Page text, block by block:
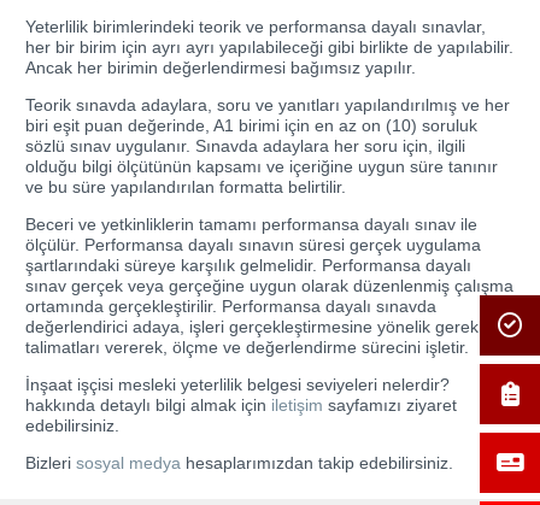
Yeterlilik birimlerindeki teorik ve performansa dayalı sınavlar,
her bir birim için ayrı ayrı yapılabileceği gibi birlikte de yapılabilir.
Ancak her birimin değerlendirmesi bağımsız yapılır.
Teorik sınavda adaylara, soru ve yanıtları yapılandırılmış ve her
biri eşit puan değerinde, A1 birimi için en az on (10) soruluk
sözlü sınav uygulanır. Sınavda adaylara her soru için, ilgili
olduğu bilgi ölçütünün kapsamı ve içeriğine uygun süre tanınır
ve bu süre yapılandırılan formatta belirtilir.
Beceri ve yetkinliklerin tamamı performansa dayalı sınav ile
ölçülür. Performansa dayalı sınavın süresi gerçek uygulama
şartlarındaki süreye karşılık gelmelidir. Performansa dayalı
sınav gerçek veya gerçeğine uygun olarak düzenlenmiş çalışma
ortamında gerçekleştirilir. Performansa dayalı sınavda
değerlendirici adaya, işleri gerçekleştirmesine yönelik gerekli
talimatları vererek, ölçme ve değerlendirme sürecini işletir.
İnşaat işçisi mesleki yeterlilik belgesi seviyeleri nelerdir?
hakkında detaylı bilgi almak için iletişim sayfamızı ziyaret
edebilirsiniz.
Bizleri sosyal medya hesaplarımızdan takip edebilirsiniz.